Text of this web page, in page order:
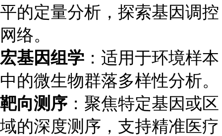
平的定量分析，探索基因调控
网络。
宏基因组学 ：适用于环境样本
中的微生物群落多样性分析。
靶向测序 ：聚焦特定基因或区
域的深度测序，支持精准医疗